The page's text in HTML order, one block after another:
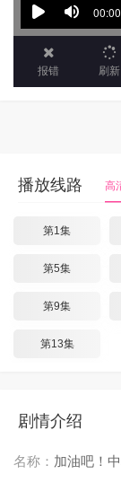
报错 刷新
播放线路 高
第1集
第5集
第9集
第13集
剧情介绍
名称： 加油吧！